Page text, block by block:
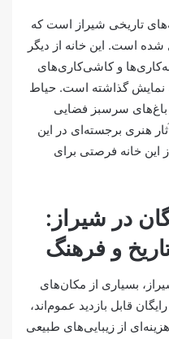
تاریخی شیراز است که
است. این خانه از دیگر
و کاشی‌کاری‌های
نمایش گذاشته است. حیاط
سرسبز فضایی
هنری برجسته‌ای در این
این خانه فرصتی برای
در شیراز:
و فرهنگ
بسیاری از مکان‌های
قابل بازدید عموم‌اند،
از زیبایی‌های طبیعی